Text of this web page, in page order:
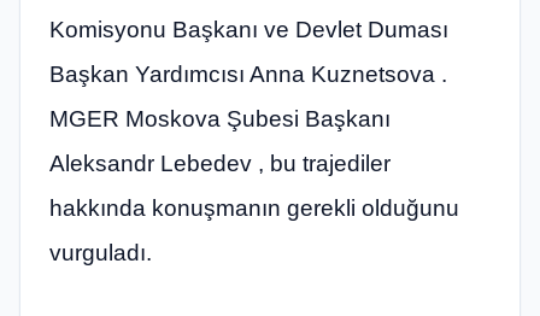
Komisyonu Başkanı ve Devlet Duması
Başkan Yardımcısı Anna Kuznetsova .
MGER Moskova Şubesi Başkanı
Aleksandr Lebedev , bu trajediler
hakkında konuşmanın gerekli olduğunu
vurguladı.